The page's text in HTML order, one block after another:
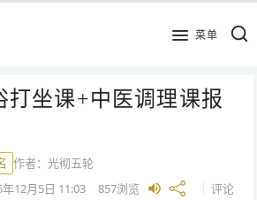
菜单
打坐课+中医调理课报
作者：光彻五轮
年12月5日 11:03 857浏览 评论